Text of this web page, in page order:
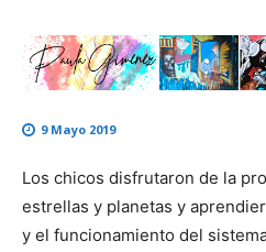
9 Mayo 2019
Los chicos disfrutaron de la
estrellas y planetas y
y el funcionamiento del